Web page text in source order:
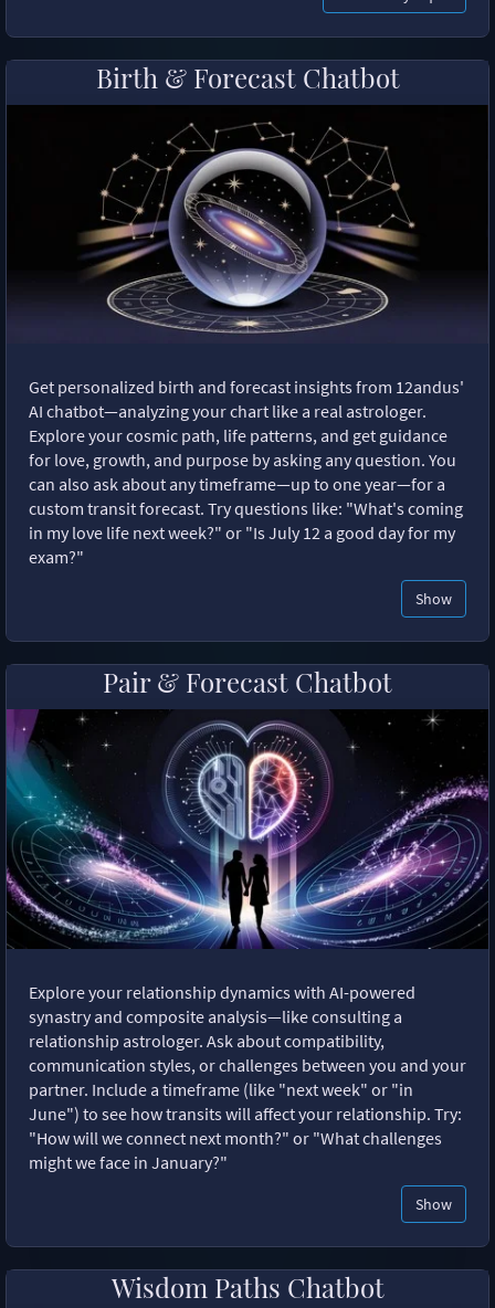
Birth & Forecast Chatbot
Get personalized birth and forecast insights from 12andus'
AI chatbot—analyzing your chart like a real astrologer.
Explore your cosmic path, life patterns, and get guidance
for love, growth, and purpose by asking any question. You
can also ask about any timeframe—up to one year—for a
custom transit forecast. Try questions like: "What's coming
in my love life next week?" or "Is July 12 a good day for my
exam?"
Show
Pair & Forecast Chatbot
Explore your relationship dynamics with AI-powered
synastry and composite analysis—like consulting a
relationship astrologer. Ask about compatibility,
communication styles, or challenges between you and your
partner. Include a timeframe (like "next week" or "in
June") to see how transits will affect your relationship. Try:
"How will we connect next month?" or "What challenges
might we face in January?"
Show
Wisdom Paths Chatbot